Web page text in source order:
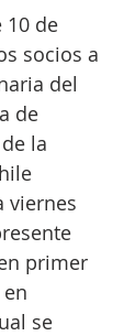
10 de
socios a
del
de
la
viernes
primer
se